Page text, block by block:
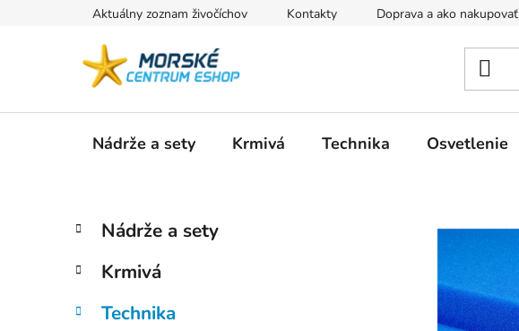
Aktuálny zoznam živočíchov Kontakty Doprava a ako nakupovať
Nádrže a sety Krmivá Technika Osvetlenie
B
č
ý
Preskočiť
kategórie
K
a
e
ó
Nádrže a sety
Krmivá
Technika